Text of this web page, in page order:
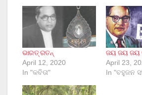
ଭାରତ୍ ରତନ୍
April 12, 2020
In "କବିତା"
ଜୟ ଜୟ ଜୟ
April 23,
In "ବହୁଜନ